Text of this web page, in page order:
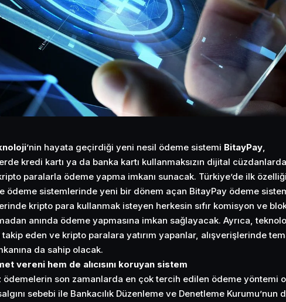
’nin hayata geçirdiği yeni nesil ödeme sistemi BitayPay,
kredi kartı ya da banka kartı kullanmaksızın dijital cüzdanlarda
paralarla ödeme yapma imkanı sunacak. Türkiye’de ilk özelliği
ödeme sistemlerinde yeni bir dönem açan BitayPay ödeme
kripto para kullanmak isteyen herkesin sıfır komisyon ve
anında ödeme yapmasına imkan sağlayacak. Ayrıca,
takip eden ve kripto paralara yatırım yapanlar, alışverişlerinde
da sahip olacak.
vereni hem de alıcısını koruyan sistem
ödemelerin son zamanlarda en çok tercih edilen ödeme yöntemi
sebebi ile Bankacılık Düzenleme ve Denetleme Kurumu’nun